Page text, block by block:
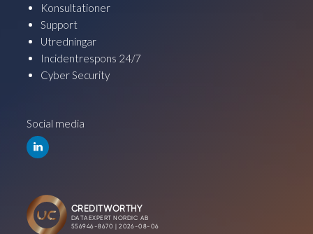
Konsultationer
Support
Utredningar
Incidentrespons 24/7
Cyber Security
Social media